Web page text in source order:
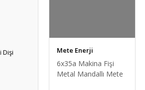
Mete Enerji
6x35a Makina Fişi
Metal Mandallı Mete